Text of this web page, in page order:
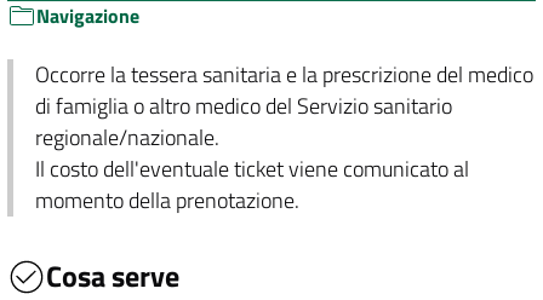
Navigazione
Occorre la tessera sanitaria e la prescrizione del medico
di famiglia o altro medico del Servizio sanitario
regionale/nazionale.
Il costo dell'eventuale ticket viene comunicato al
momento della prenotazione.
Cosa serve